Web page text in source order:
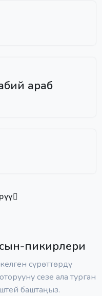
араб
пикирлери
сүрөттөрдү
сезе ала турган
баштаңыз.